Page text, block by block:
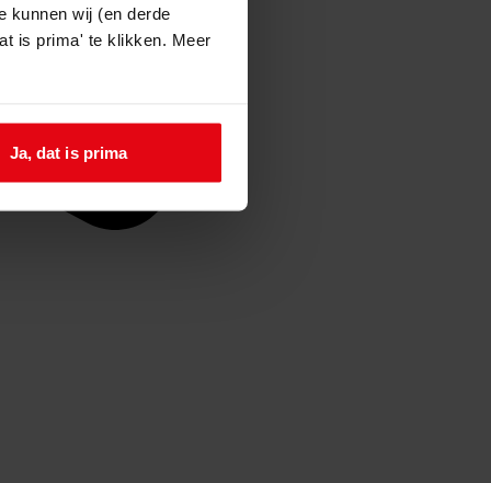
kunnen wij (en derde
is prima' te klikken. Meer
Ja, dat is prima